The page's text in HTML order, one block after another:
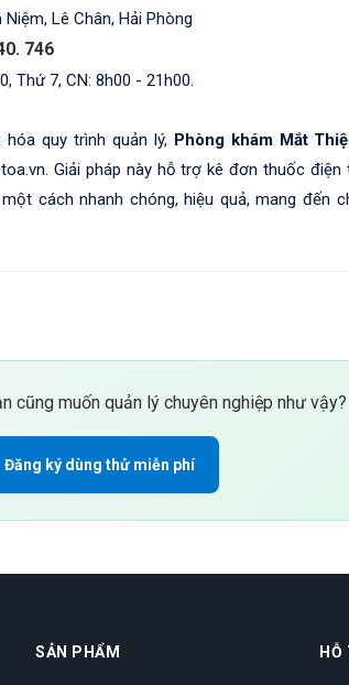
Lê Chân, Hải Phòng
746
Thứ 7, CN: 8h00 - 21h00.
quy trình quản lý, Phòng khám Mắt
Giải pháp này hỗ trợ kê đơn thuốc
cách nhanh chóng, hiệu quả, mang đến
cũng muốn quản lý chuyên nghiệp như vậy?
Đăng ký dùng thử miễn phí
SẢN PHẨM HỖ